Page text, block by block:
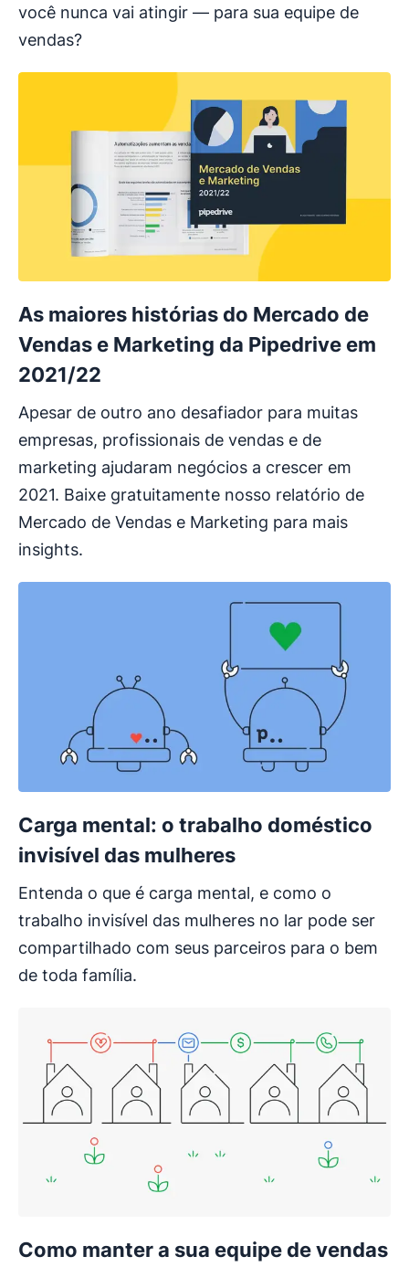
você nunca vai atingir — para sua equipe de
vendas?
As maiores histórias do Mercado de
Vendas e Marketing da Pipedrive em
2021/22
​​Apesar de outro ano desafiador para muitas
empresas, profissionais de vendas e de
marketing ajudaram negócios a crescer em
2021. Baixe gratuitamente nosso relatório de
Mercado de Vendas e Marketing para mais
insights.
Carga mental: o trabalho doméstico
invisível das mulheres
Entenda o que é carga mental, e como o
trabalho invisível das mulheres no lar pode ser
compartilhado com seus parceiros para o bem
de toda família.
Como manter a sua equipe de vendas